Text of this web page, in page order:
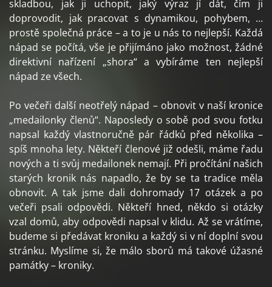
skladbou, jak ji uchopit, jaký výraz jí dát, čím ji
doprovodit, jak pracovat s dynamikou, pohybem, …
prostě společná práce – a to je u nás to nejlepší. Každá
nápad se počítá, vše je přijímáno jako možnost, žádné
direktivní nařízení „shora“ a vybíráme ten nejlepší
nápad ze všech.
Po večeři další neotřelý nápad – obnovit v naší kronice
„medailonky členů“. Naposledy o sobě pod svou fotku
napsal každý vlastnoručně pár řádků před několika –
spíš mnoha lety. Někteří členové již odešli, máme řadu
nových a ti svůj medailonek nemají. Při pročítání našich
starých kronik nás napadlo, že by se ta tradice měla
obnovit. A tak jsme dali dohromady 17 otázek a po
večeři psali odpovědi. Někteří hned, někdo si otázky
vzal domů, aby odpovědi napsal v klidu. Až se vrátíme,
budeme si předávat kroniku a každý si v ní doplní svou
stránku. Myslíme si, že málo sborů má takové úžasné
památky – kroniky.